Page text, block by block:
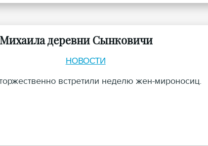
деревни Сынковичи
НОВОСТИ
встретили неделю жен-мироносиц.